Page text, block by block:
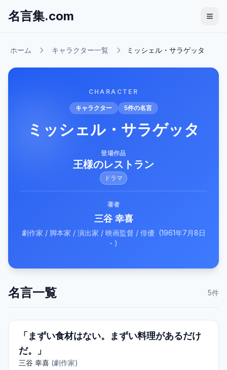
名言集.com
ホーム キャラクター一覧 ミッシェル・サラゲッタ
CHARACTER
キャラクター 5件の名言
ミッシェル・サラゲッタ
登場作品
王様のレストラン
ドラマ
著者
三谷 幸喜
劇作家 / 脚本家 / 演出家 / 映画監督 / 俳優 (1961年7月8日
- )
名言一覧 5件
「まずい食材はない。まずい料理があるだけ
だ。」
三谷 幸喜 (劇作家)